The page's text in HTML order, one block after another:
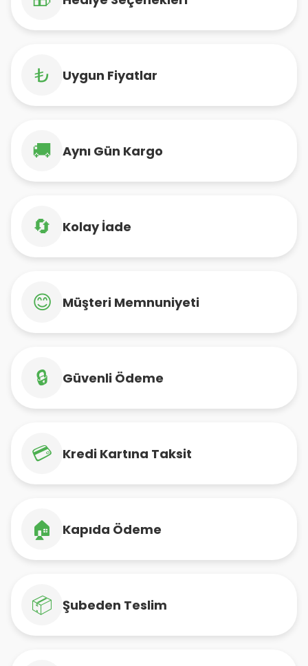
₺ Uygun Fiyatlar
🚚 Aynı Gün Kargo
🔄 Kolay İade
😊 Müşteri Memnuniyeti
🔒 Güvenli Ödeme
💳 Kredi Kartına Taksit
🏠 Kapıda Ödeme
📦 Şubeden Teslim